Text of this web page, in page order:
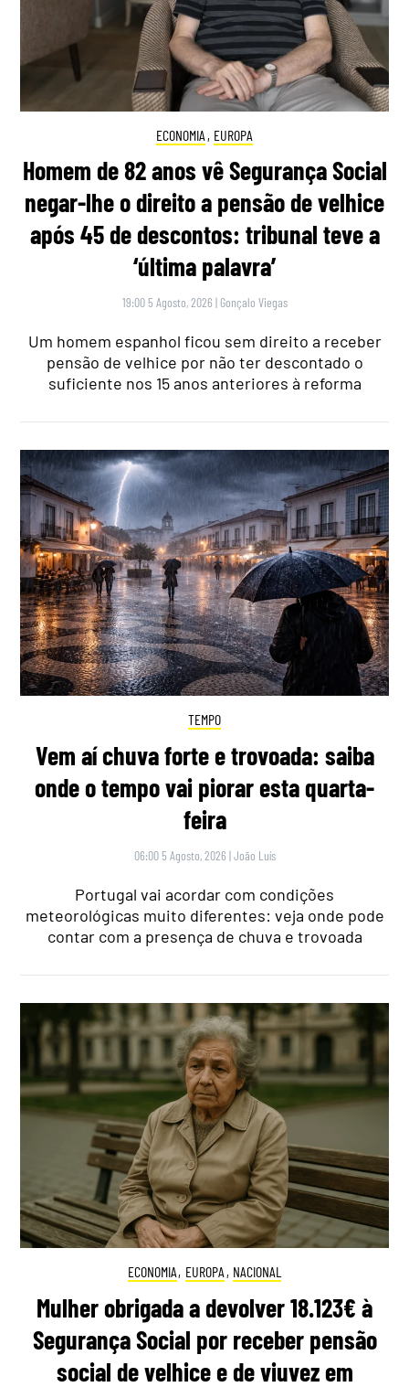
ECONOMIA , EUROPA
Homem de 82 anos vê Segurança Social
negar-lhe o direito a pensão de velhice
após 45 de descontos: tribunal teve a
‘última palavra’
19:00 5 Agosto, 2026 | Gonçalo Viegas
Um homem espanhol ficou sem direito a receber
pensão de velhice por não ter descontado o
suficiente nos 15 anos anteriores à reforma
TEMPO
Vem aí chuva forte e trovoada: saiba
onde o tempo vai piorar esta quarta-
feira
06:00 5 Agosto, 2026 |João Luís
Portugal vai acordar com condições
meteorológicas muito diferentes: veja onde pode
contar com a presença de chuva e trovoada
ECONOMIA, EUROPA , NACIONAL
Mulher obrigada a devolver 18.123€ à
Segurança Social por receber pensão
social de velhice e de viuvez em